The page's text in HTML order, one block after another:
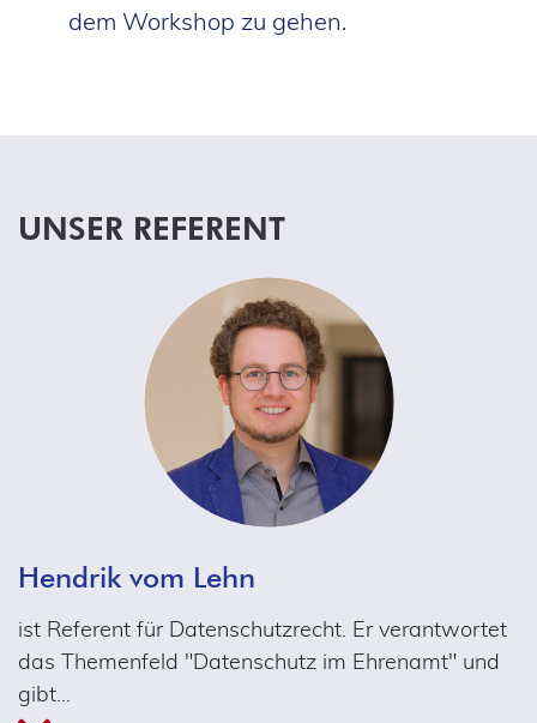
dem Workshop zu gehen.
UNSER REFERENT
Hendrik vom Lehn
ist Referent für Datenschutzrecht. Er verantwortet
das Themenfeld "Datenschutz im Ehrenamt" und
gibt…